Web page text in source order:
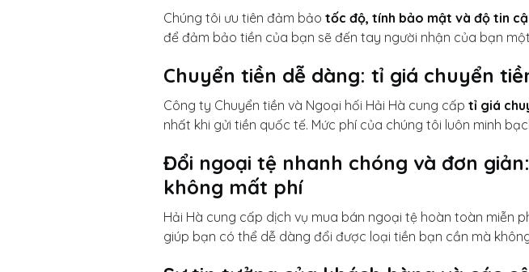
Chúng tôi ưu tiên đảm bảo tốc độ, tính bảo mật và độ tin
để đảm bảo tiền của bạn sẽ đến tay người nhận của bạn
Chuyển tiền dễ dàng: tỉ giá chuyển
Công ty Chuyển tiền và Ngoại hối Hải Hà cung cấp tỉ giá
nhất khi gửi tiền quốc tế. Mức phí của chúng tôi luôn minh
Đổi ngoại tệ nhanh chóng và đơn
không mất phí
Hải Hà cung cấp dịch vụ mua bán ngoại tệ hoàn toàn miễn
giúp bạn có thể dễ dàng đổi được loại tiền bạn cần mà